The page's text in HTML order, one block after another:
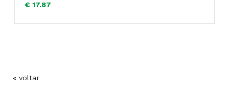
€ 17.87
« voltar